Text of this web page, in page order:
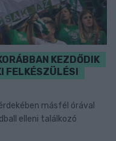
KEZDŐDIK
FELKÉSZÜLÉSI
másfél órával
elleni találkozó